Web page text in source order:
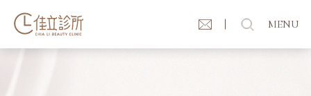
MENU